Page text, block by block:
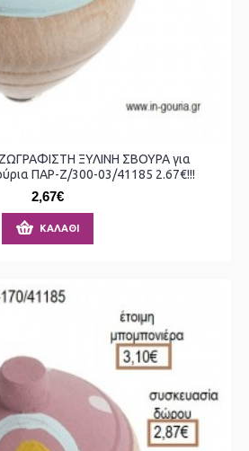
ΞΥΛΙΝΗ ΣΒΟΥΡΑ για
ΠΑΡ-Ζ/300-03/41185 2.67€!!!
2,67€
ΚΑΛΆΘΙ